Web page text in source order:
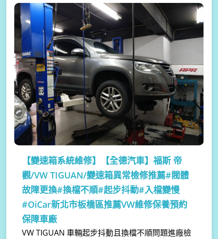
【變速箱系統維修】
【全德汽車】福斯 帝
觀/VW TIGUAN/變速箱異常檢修推薦#閥體
故障更換#換檔不順#起步抖動#入檔變慢
#OiCar新北市板橋區推薦VW維修保養預約
保障車廠
VW TIGUAN 車輛起步抖動且換檔不順問題進廠檢